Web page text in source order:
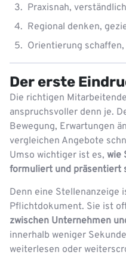
Praxisnah,
Regional denken,
Orientierung schaffen,
Der erste
Die richtigen
anspruchsvoller denn je.
Bewegung, Erwartungen
vergleichen Angebote
Umso wichtiger ist es, wie
formuliert und präsentiert
Denn eine Stellenanzeige
Pflichtdokument. Sie ist
zwischen Unternehmen
innerhalb weniger
weiterlesen oder